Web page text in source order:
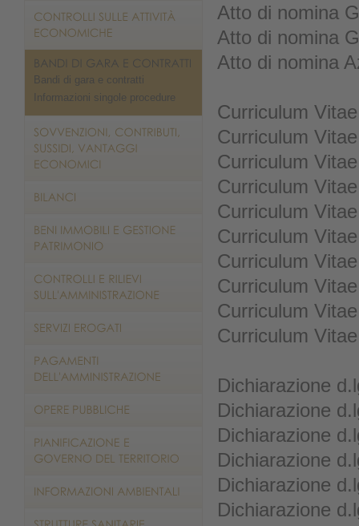
Bandi di gara e contratti
Informazioni singole procedure
Atto di nomina
Atto di nomina
Atto di nomina
Curriculum
Curriculum
Curriculum
Curriculum
Curriculum
Curriculum
Curriculum
Curriculum
Curriculum
Curriculum
Dichiarazione
Dichiarazione
Dichiarazione
Dichiarazione
Dichiarazione
Dichiarazione